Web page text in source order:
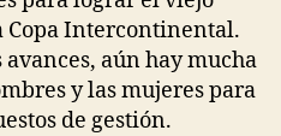
Copa Intercontinental.
avances, aún hay mucha
y las mujeres para
de gestión.